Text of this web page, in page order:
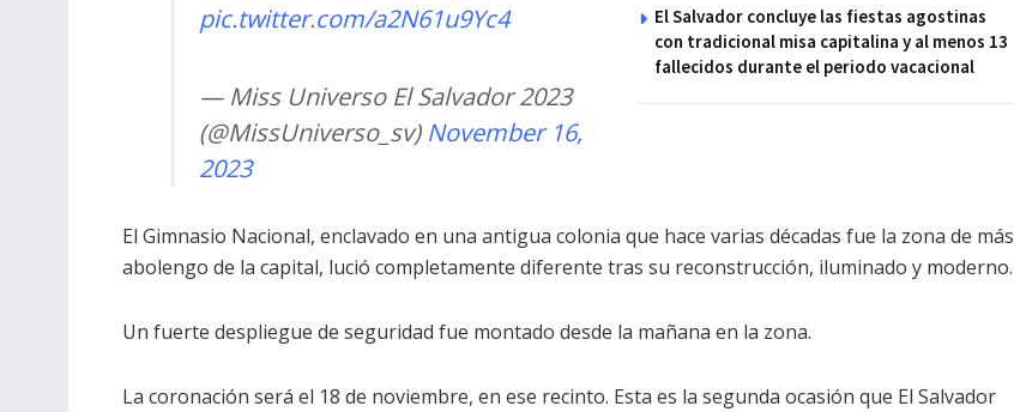
El Salvador concluye las fiestas agostinas
con tradicional misa capitalina y al menos 13
fallecidos durante el periodo vacacional
pic.twitter.com/a2N61u9Yc4
— Miss Universo El Salvador 2023
(@MissUniverso_sv) November 16,
2023
El Gimnasio Nacional, enclavado en una antigua colonia que hace varias décadas fue la zona de más
abolengo de la capital, lució completamente diferente tras su reconstrucción, iluminado y moderno.
Un fuerte despliegue de seguridad fue montado desde la mañana en la zona.
La coronación será el 18 de noviembre, en ese recinto. Esta es la segunda ocasión que El Salvador